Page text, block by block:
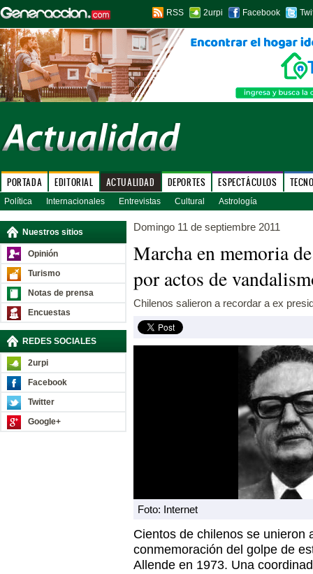
RSS 2urpi Facebook
PORTADA EDITORIAL ACTUALIDAD DEPORTES ESPECTÁCULOS
Política Internacionales Entrevistas Cultural Astrología
Nuestros sitios
Opinión
Turismo
Notas de prensa
Encuestas
REDES SOCIALES
2urpi
Facebook
Twitter
Google+
Domingo 11 de septiembre 2011
Marcha en memoria
por actos de
Chilenos salieron a recordar a ex
Foto: Internet
Cientos de chilenos se unieron
conmemoración del golpe de
Allende en 1973. Una